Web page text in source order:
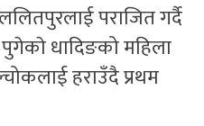
ललितपुरलाई पराजित गर्दै
धादिङको महिला
हराउँदै प्रथम